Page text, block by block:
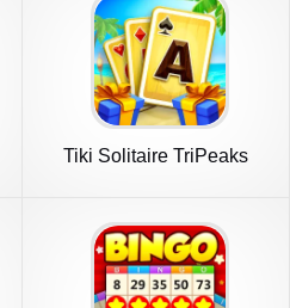
Tiki Solitaire TriPeaks